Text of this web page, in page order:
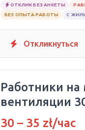
ОТКЛИК БЕЗ АНКЕТЫ
БЕЗ ОПЫТА РАБОТЫ
С
Откликнуться
Работники
вентиляции
Срочно!
30 – 35 zł/час